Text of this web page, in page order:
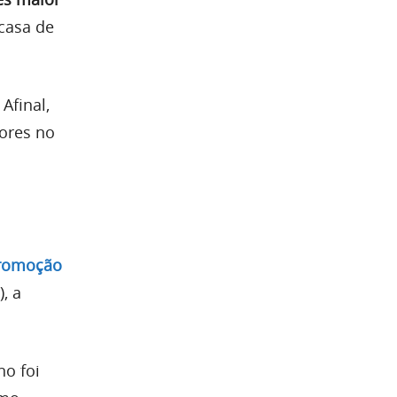
de
no
a
foi